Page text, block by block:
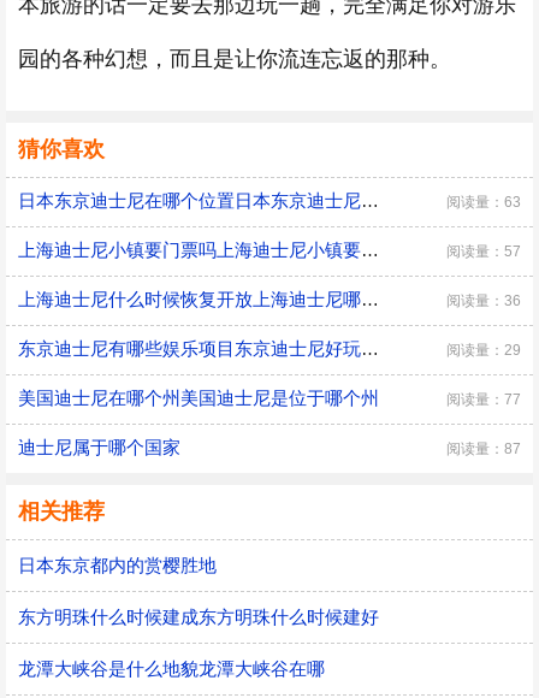
本旅游的话一定要去那边玩一趟，完全满足你对游乐
园的各种幻想，而且是让你流连忘返的那种。
猜你喜欢
日本东京迪士尼在哪个位置日本东京迪士尼的位置 阅读量：63
上海迪士尼小镇要门票吗上海迪士尼小镇要不要门票 阅读量：57
上海迪士尼什么时候恢复开放上海迪士尼哪天恢复开放 阅读量：36
东京迪士尼有哪些娱乐项目东京迪士尼好玩的娱乐项目 阅读量：29
美国迪士尼在哪个州美国迪士尼是位于哪个州 阅读量：77
迪士尼属于哪个国家 阅读量：87
相关推荐
日本东京都内的赏樱胜地
东方明珠什么时候建成东方明珠什么时候建好
龙潭大峡谷是什么地貌龙潭大峡谷在哪